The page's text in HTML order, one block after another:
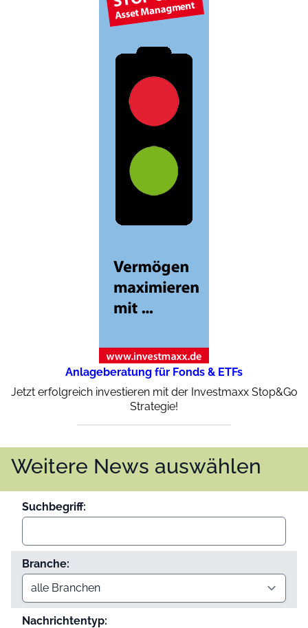
Anlageberatung für Fonds & ETFs
Jetzt erfolgreich investieren mit der Investmaxx Stop&Go
Strategie!
Weitere News auswählen
Suchbegriff:
Branche:
Nachrichtentyp: